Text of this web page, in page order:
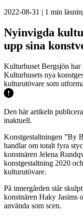
2022-08-31 | 1 min
Nyinvigda
upp sina
Kulturhuset Bergsjön har
Kulturhusets nya
kulturutövare som
Den här artikeln
inaktuell.
Konstgestaltningen ”By
handlar om totalt fyra
konstnären Jelena
konstgestaltning 2020
kulturutövare.
På innergården står
konstnären Haky Jasims
använda som scen.